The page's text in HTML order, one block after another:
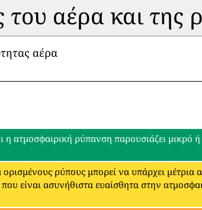
του αέρα και της
αέρα
η ατμοσφαιρική ρύπανση παρουσιάζει μικρό
ρύπους μπορεί να υπάρχει μέτρια
είναι ασυνήθιστα ευαίσθητα στην